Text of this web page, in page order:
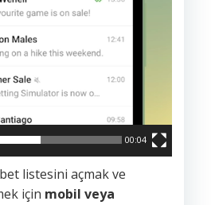
00:04
listesini açmak ve
için mobil veya